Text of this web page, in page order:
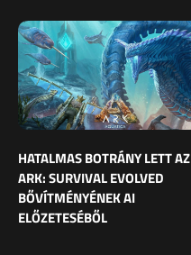
HATALMAS BOTRÁNY LETT AZ
ARK: SURVIVAL EVOLVED
BŐVÍTMÉNYÉNEK AI
ELŐZETESÉBŐL